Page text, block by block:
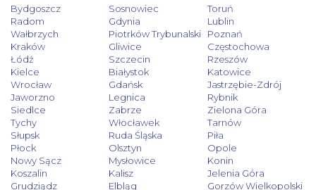
Bydgoszcz Sosnowiec
Toruń
Radom
Gdynia
Lublin
Wałbrzych
Piotrków Trybunalski
Poznań
Kraków
Gliwice
Częstochowa
Łódź
Szczecin
Rzeszów
Kielce
Białystok
Katowice
Wrocław
Gdańsk
Jastrzębie-Zdrój
Jaworzno
Legnica
Rybnik
Siedlce
Zabrze
Zielona Góra
Tychy
Włocławek
Tarnów
Słupsk
Ruda Śląska
Piła
Płock
Olsztyn
Opole
Nowy Sącz
Mysłowice
Konin
Koszalin
Kalisz
Jelenia Góra
Grudziądz
Elbląg Gorzów Wielkopolski